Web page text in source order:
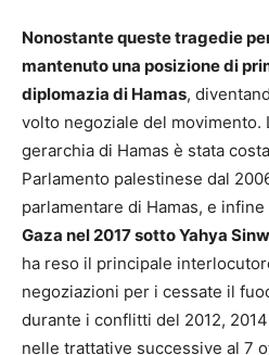
Nonostante queste tragedie
mantenuto una posizione di
diplomazia di Hamas,
volto negoziale del movimento.
gerarchia di Hamas è stata
Parlamento palestinese dal
parlamentare di Hamas, e infine
Gaza nel 2017 sotto Yahya
ha reso il principale
negoziazioni per i cessate il
durante i conflitti del 2012,
nelle trattative successive al 7